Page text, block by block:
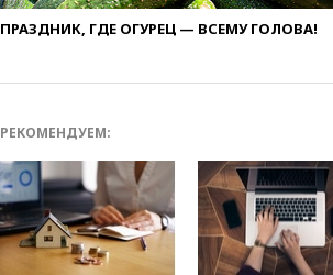
ПРАЗДНИК, ГДЕ ОГУРЕЦ — ВСЕМУ ГОЛОВА!
РЕКОМЕНДУЕМ: